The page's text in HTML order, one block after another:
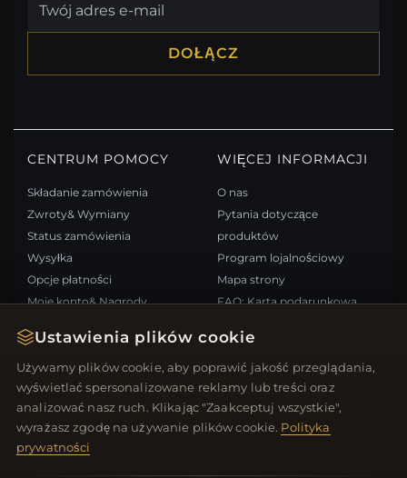
Ustawienia plików cookie
Używamy plików cookie, aby poprawić jakość przeglądania,
wyświetlać spersonalizowane reklamy lub treści oraz
analizować nasz ruch. Klikając "Zaakceptuj wszystkie",
wyrażasz zgodę na używanie plików cookie. Polityka
prywatności
DOŁĄCZ
CENTRUM POMOCY
Składanie zamówienia
Zwroty& Wymiany
Status zamówienia
Wysyłka
Opcje płatności
Moje konto& Nagrody
WIĘCEJ INFORMACJI
O nas
Pytania dotyczące
produktów
Program lojalnościowy
Mapa strony
FAQ: Karta podarunkowa
Wypisz się z newslettera
SZYBKIE LINKI
Nowe produkty
Oferty specjalne
ŚLEDŹ NAS